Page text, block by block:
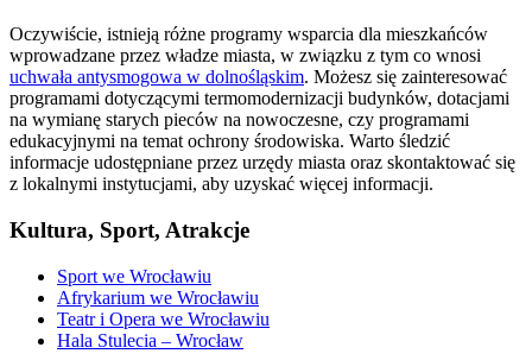
Oczywiście, istnieją różne programy wsparcia dla mieszkańców
wprowadzane przez władze miasta, w związku z tym co wnosi
uchwała antysmogowa w dolnośląskim. Możesz się zainteresować
programami dotyczącymi termomodernizacji budynków, dotacjami
na wymianę starych pieców na nowoczesne, czy programami
edukacyjnymi na temat ochrony środowiska. Warto śledzić
informacje udostępniane przez urzędy miasta oraz skontaktować się
z lokalnymi instytucjami, aby uzyskać więcej informacji.
Kultura, Sport, Atrakcje
Sport we Wrocławiu
Afrykarium we Wrocławiu
Teatr i Opera we Wrocławiu
Hala Stulecia – Wrocław